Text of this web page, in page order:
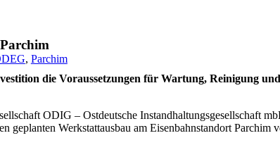
, Parchim
die Voraussetzungen für Wartung, Reinigung
ODIG – Ostdeutsche Instandhaltungsgesellschaft
Werkstattausbau am Eisenbahnstandort Parchim